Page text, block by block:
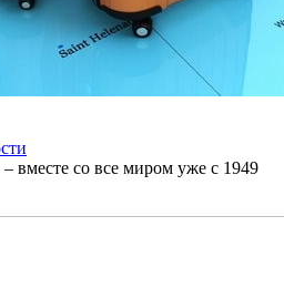
вместе со все миром уже с 1949